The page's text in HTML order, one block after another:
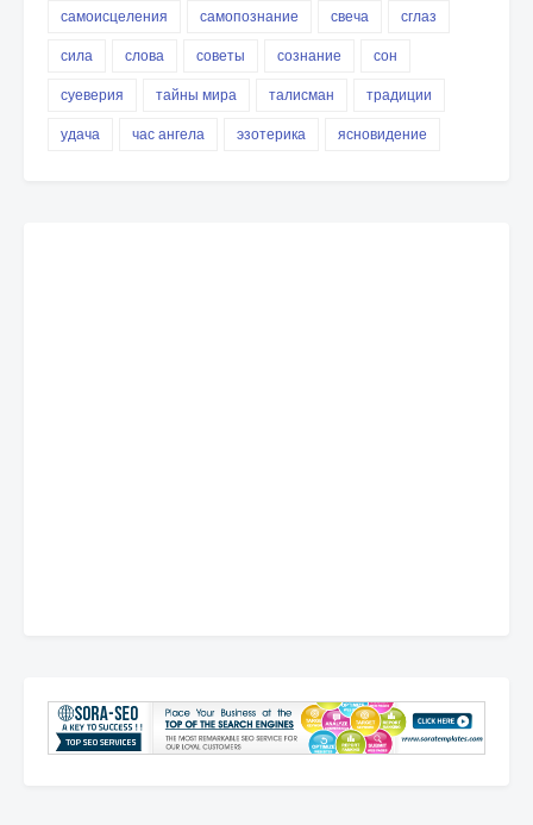
самоисцеления
самопознание свеча
сглаз
сила
слова советы сознание
сон
суеверия
тайны мира талисман
традиции
удача
час ангела эзотерика ясновидение